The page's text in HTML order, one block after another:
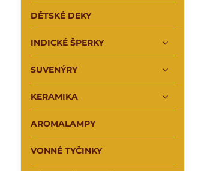
DĚTSKÉ DEKY
INDICKÉ ŠPERKY
SUVENÝRY
KERAMIKA
AROMALAMPY
VONNÉ TYČINKY